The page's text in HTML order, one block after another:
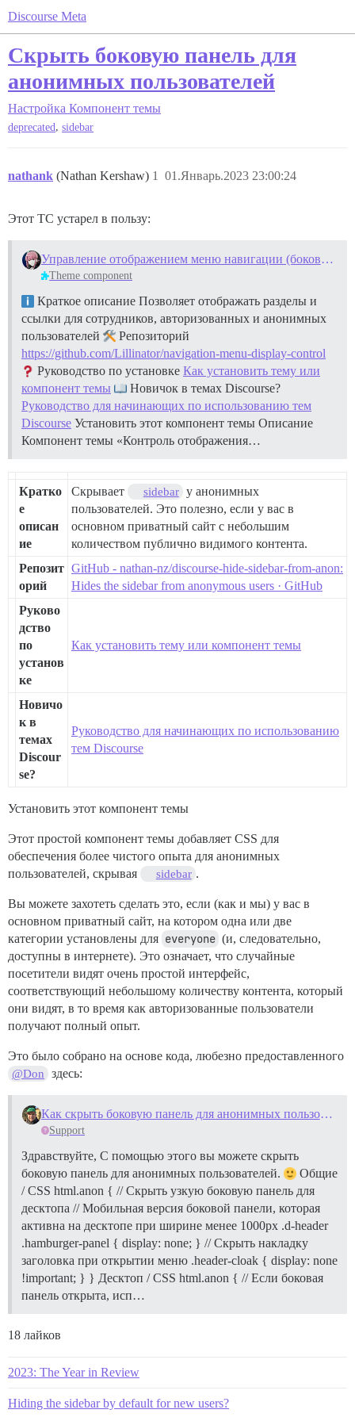
Discourse Meta
Скрыть боковую панель для
анонимных пользователей
Настройка Компонент темы
deprecated, sidebar
nathank (Nathan Kershaw) 01.Январь.2023 23:00:24
1
Этот TC устарел в пользу:
Управление отображением меню навигации (боковая панель)
Theme component
Краткое описание Позволяет отображать разделы и
ссылки для сотрудников, авторизованных и анонимных
пользователей
Репозиторий
https://github.com/Lillinator/navigation-menu-display-control
Руководство по установке Как установить тему или
компонент темы
Новичок в темах Discourse?
Руководство для начинающих по использованию тем
Discourse Установить этот компонент темы Описание
Компонент темы «Контроль отображения…
Кратко
е
описан
ие
Скрывает sidebar у анонимных
пользователей. Это полезно, если у вас в
основном приватный сайт с небольшим
количеством публично видимого контента.
Репозит
орий
GitHub - nathan-nz/discourse-hide-sidebar-from-anon:
Hides the sidebar from anonymous users · GitHub
Руково
дство
по
установ
ке
Как установить тему или компонент темы
Новичо
к в
темах
Discour
se?
Руководство для начинающих по использованию
тем Discourse
Установить этот компонент темы
Этот простой компонент темы добавляет CSS для
обеспечения более чистого опыта для анонимных
пользователей, скрывая
sidebar .
Вы можете захотеть сделать это, если (как и мы) у вас в
основном приватный сайт, на котором одна или две
категории установлены для everyone (и, следовательно,
доступны в интернете). Это означает, что случайные
посетители видят очень простой интерфейс,
соответствующий небольшому количеству контента, который
они видят, в то время как авторизованные пользователи
получают полный опыт.
Это было собрано на основе кода, любезно предоставленного
@Don здесь:
Как скрыть боковую панель для анонимных пользователей?
Support
Здравствуйте, С помощью этого вы можете скрыть
боковую панель для анонимных пользователей.
Общие
/ CSS html.anon { // Скрыть узкую боковую панель для
десктопа // Мобильная версия боковой панели, которая
активна на десктопе при ширине менее 1000px .d-header
.hamburger-panel { display: none; } // Скрыть накладку
заголовка при открытии меню .header-cloak { display: none
!important; } } Десктоп / CSS html.anon { // Если боковая
панель открыта, исп…
18 лайков
2023: The Year in Review
Hiding the sidebar by default for new users?